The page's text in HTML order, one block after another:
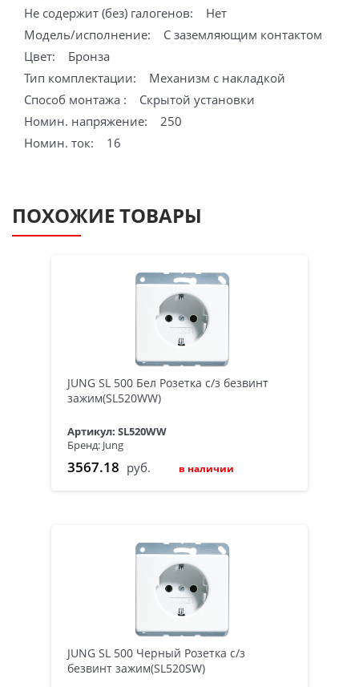
Не содержит (без) галогенов: Нет
Модель/исполнение: С заземляющим контактом
Цвет: Бронза
Тип комплектации: Механизм с накладкой
Способ монтажа : Скрытой установки
Номин. напряжение: 250
Номин. ток: 16
ПОХОЖИЕ ТОВАРЫ
JUNG SL 500 Бел Розетка с/з безвинт
зажим(SL520WW)
Артикул: SL520WW
Бренд: Jung
3567.18 руб. в наличии
JUNG SL 500 Черный Розетка с/з
безвинт зажим(SL520SW)